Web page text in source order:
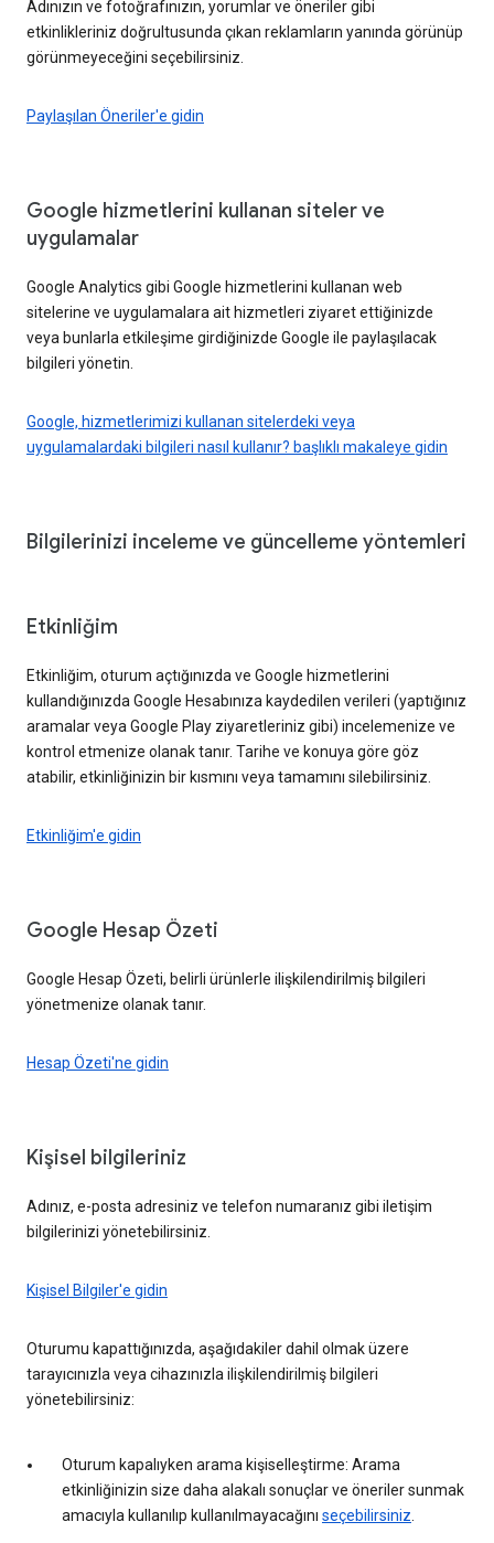
Adınızın ve fotoğrafınızın, yorumlar ve öneriler gibi
etkinlikleriniz doğrultusunda çıkan reklamların yanında görünüp
görünmeyeceğini seçebilirsiniz.
Paylaşılan Öneriler'e gidin
Google hizmetlerini kullanan siteler ve
uygulamalar
Google Analytics gibi Google hizmetlerini kullanan web
sitelerine ve uygulamalara ait hizmetleri ziyaret ettiğinizde
veya bunlarla etkileşime girdiğinizde Google ile paylaşılacak
bilgileri yönetin.
Google, hizmetlerimizi kullanan sitelerdeki veya
uygulamalardaki bilgileri nasıl kullanır? başlıklı makaleye gidin
Bilgilerinizi inceleme ve güncelleme yöntemleri
Etkinliğim
Etkinliğim, oturum açtığınızda ve Google hizmetlerini
kullandığınızda Google Hesabınıza kaydedilen verileri (yaptığınız
aramalar veya Google Play ziyaretleriniz gibi) incelemenize ve
kontrol etmenize olanak tanır. Tarihe ve konuya göre göz
atabilir, etkinliğinizin bir kısmını veya tamamını silebilirsiniz.
Etkinliğim'e gidin
Google Hesap Özeti
Google Hesap Özeti, belirli ürünlerle ilişkilendirilmiş bilgileri
yönetmenize olanak tanır.
Hesap Özeti'ne gidin
Kişisel bilgileriniz
Adınız, e-posta adresiniz ve telefon numaranız gibi iletişim
bilgilerinizi yönetebilirsiniz.
Kişisel Bilgiler'e gidin
Oturumu kapattığınızda, aşağıdakiler dahil olmak üzere
tarayıcınızla veya cihazınızla ilişkilendirilmiş bilgileri
yönetebilirsiniz:
Oturum kapalıyken arama kişiselleştirme: Arama
etkinliğinizin size daha alakalı sonuçlar ve öneriler sunmak
amacıyla kullanılıp kullanılmayacağını seçebilirsiniz